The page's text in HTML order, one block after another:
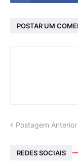
POSTAR UM
Postagem Anterior
REDES SOCIAIS